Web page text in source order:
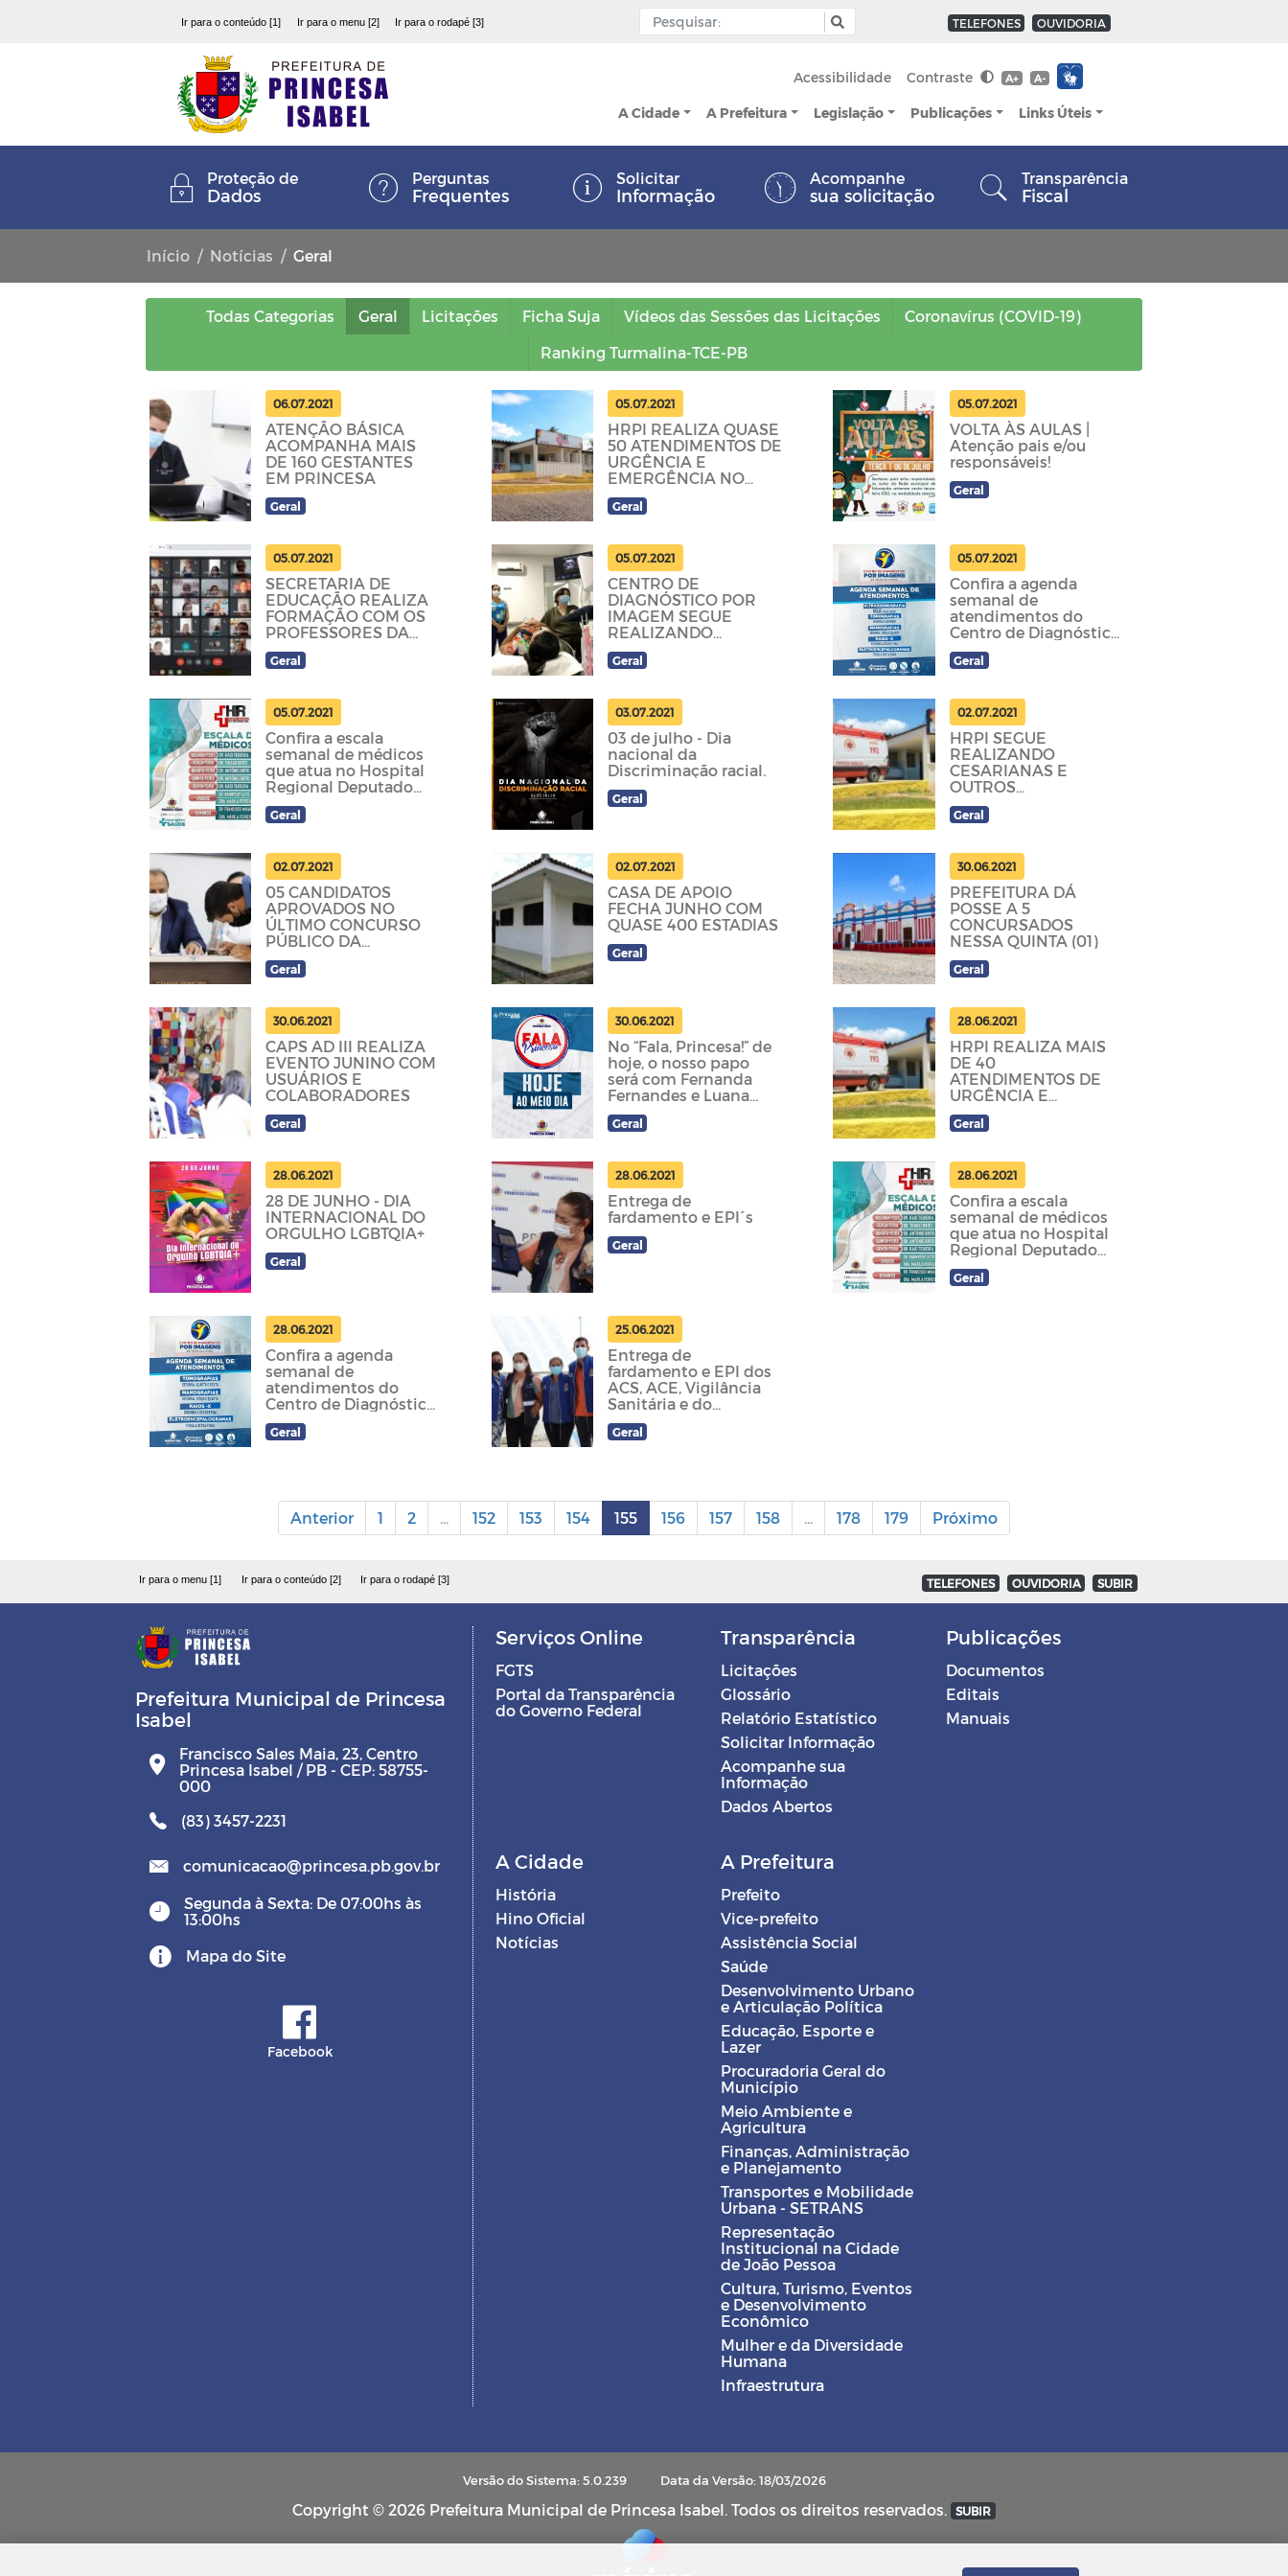
Ir para o conteúdo [1] Ir para o menu [2] Ir para o rodapé [3] TELEFONES OUVIDORIA
Acessibilidade Contraste A+ A-
A Cidade A Prefeitura Legislação Publicações Links Úteis
Proteção de
Dados
Perguntas
Frequentes
Solicitar
Informação
Acompanhe
sua solicitação
Transparência
Fiscal
Início Notícias Geral
Todas Categorias Geral Licitações Ficha Suja Vídeos das Sessões das Licitações
Coronavírus (COVID-19)
Ranking Turmalina-TCE-PB
06.07.2021
ATENÇÃO BÁSICA
ACOMPANHA MAIS
DE 160 GESTANTES
EM PRINCESA
Geral
05.07.2021
HRPI REALIZA QUASE
50 ATENDIMENTOS DE
URGÊNCIA E
EMERGÊNCIA NO
ÚLTIMO FINAL DE
SEMANA
Geral
05.07.2021
VOLTA ÀS AULAS |
Atenção pais e/ou
responsáveis!
Geral
05.07.2021
SECRETARIA DE
EDUCAÇÃO REALIZA
FORMAÇÃO COM OS
PROFESSORES DA
REDE MUNICIPAL
Geral
05.07.2021
CENTRO DE
DIAGNÓSTICO POR
IMAGEM SEGUE
REALIZANDO
ULTRASSONOGRAFIAS;
100 ESTÃO PREVISTAS
Geral
05.07.2021
Confira a agenda
semanal de
atendimentos do
Centro de Diagnóstico
por imagens Dr. Felipe
Kumamoto.
Geral
05.07.2021
Confira a escala
semanal de médicos
que atua no Hospital
Regional Deputado
José Pereira Lima.
Geral
03.07.2021
03 de julho - Dia
nacional da
Discriminação racial.
Geral
02.07.2021
HRPI SEGUE
REALIZANDO
CESARIANAS E
OUTROS
PROCEDIMENTOS
CIRÚRGICOS
Geral
02.07.2021
05 CANDIDATOS
APROVADOS NO
ÚLTIMO CONCURSO
PÚBLICO DA
PREFEITURA
TOMARAM POSSE
Geral
02.07.2021
CASA DE APOIO
FECHA JUNHO COM
QUASE 400 ESTADIAS
Geral
30.06.2021
PREFEITURA DÁ
POSSE A 5
CONCURSADOS
NESSA QUINTA (01)
Geral
30.06.2021
CAPS AD III REALIZA
EVENTO JUNINO COM
USUÁRIOS E
COLABORADORES
Geral
30.06.2021
No “Fala, Princesa!” de
hoje, o nosso papo
será com Fernanda
Fernandes e Luana
Lima.
Geral
28.06.2021
HRPI REALIZA MAIS
DE 40
ATENDIMENTOS DE
URGÊNCIA E
EMERGÊNCIA NO
ÚLTIMO FINAL DE
Geral
28.06.2021
28 DE JUNHO - DIA
INTERNACIONAL DO
ORGULHO LGBTQIA+
Geral
28.06.2021
Entrega de
fardamento e EPI´s
Geral
28.06.2021
Confira a escala
semanal de médicos
que atua no Hospital
Regional Deputado
José Pereira Lima.
Geral
28.06.2021
Confira a agenda
semanal de
atendimentos do
Centro de Diagnóstico
por imagens Dr. Felipe
Kumamoto.
Geral
25.06.2021
Entrega de
fardamento e EPI dos
ACS, ACE, Vigilância
Sanitária e do
Programa melhor em
casa.
Geral
Anterior 1 2 ... 152 153 154 155 156 157 158 ... 178 179 Próximo
Ir para o menu [1] Ir para o conteúdo [2] Ir para o rodapé [3] TELEFONES OUVIDORIA SUBIR
Prefeitura Municipal de Princesa
Isabel
Francisco Sales Maia, 23, Centro
Princesa Isabel / PB - CEP: 58755-
000
(83) 3457-2231
comunicacao@princesa.pb.gov.br
Segunda à Sexta: De 07:00hs às
13:00hs
Mapa do Site
Facebook
Serviços Online
FGTS
Portal da Transparência
do Governo Federal
Transparência
Licitações
Glossário
Relatório Estatístico
Solicitar Informação
Acompanhe sua
Informação
Dados Abertos
Publicações
Documentos
Editais
Manuais
A Cidade
História
Hino Oficial
Notícias
A Prefeitura
Prefeito
Vice-prefeito
Assistência Social
Saúde
Desenvolvimento Urbano
e Articulação Política
Educação, Esporte e
Lazer
Procuradoria Geral do
Município
Meio Ambiente e
Agricultura
Finanças, Administração
e Planejamento
Transportes e Mobilidade
Urbana - SETRANS
Representação
Institucional na Cidade
de João Pessoa
Cultura, Turismo, Eventos
e Desenvolvimento
Econômico
Mulher e da Diversidade
Humana
Infraestrutura
Versão do Sistema: 5.0.239 Data da Versão: 18/03/2026
Copyright © 2026 Prefeitura Municipal de Princesa Isabel. Todos os direitos reservados. SUBIR